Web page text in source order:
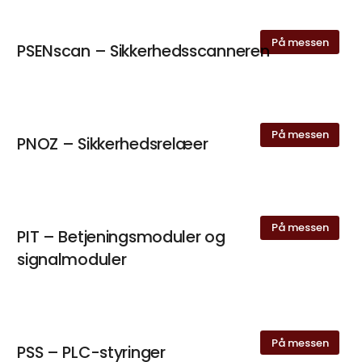
På messen
PSENscan – Sikkerhedsscanneren
På messen
PNOZ – Sikkerhedsrelæer
På messen
PIT – Betjeningsmoduler og
signalmoduler
På messen
PSS – PLC-styringer